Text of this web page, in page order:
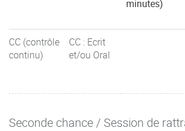
minutes)
CC (contrôle
continu)
CC : Ecrit
et/ou Oral
Seconde chance / Session de